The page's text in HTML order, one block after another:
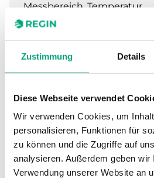
Zustimmung Details
Diese Webseite verwendet
Wir verwenden Cookies, um
personalisieren, Funktionen für
zu können und die Zugriffe auf
analysieren. Außerdem geben
Verwendung unserer Website an
Messbereich, Temperatur
Sensorelement
Nennwiderstand
Technische Daten für
Anlegefühler mit